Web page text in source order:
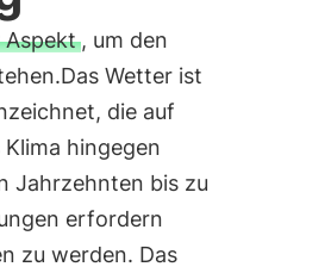
Aspekt, um den
Wetter ist
die auf
hingegen
Jahrzehnten bis zu
erfordern
zu werden. Das